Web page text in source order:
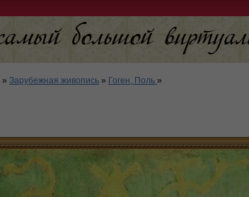
» Зарубежная живопись » Гоген, Поль »